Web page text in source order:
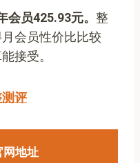
员425.93元。 整
会员性价比比较
接受。
评
地址